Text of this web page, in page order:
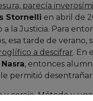
parecía inverosímil
Stornelli en abril de
la Justicia. Para
esa tarde de verano,
a descifrar. En
, entonces
permitió
y coraje. Método y